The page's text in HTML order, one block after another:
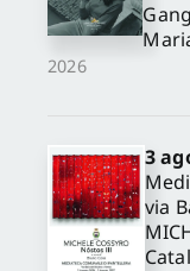
2026
3
via